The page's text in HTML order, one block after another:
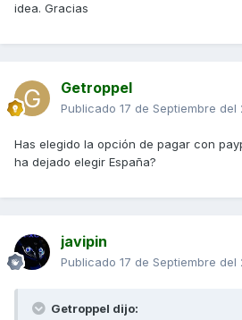
idea. Gracias
Getroppel
Publicado 17 de Septiembre del
Has elegido la opción de pagar con
ha dejado elegir España?
javipin
Publicado 17 de Septiembre del
Getroppel dijo: